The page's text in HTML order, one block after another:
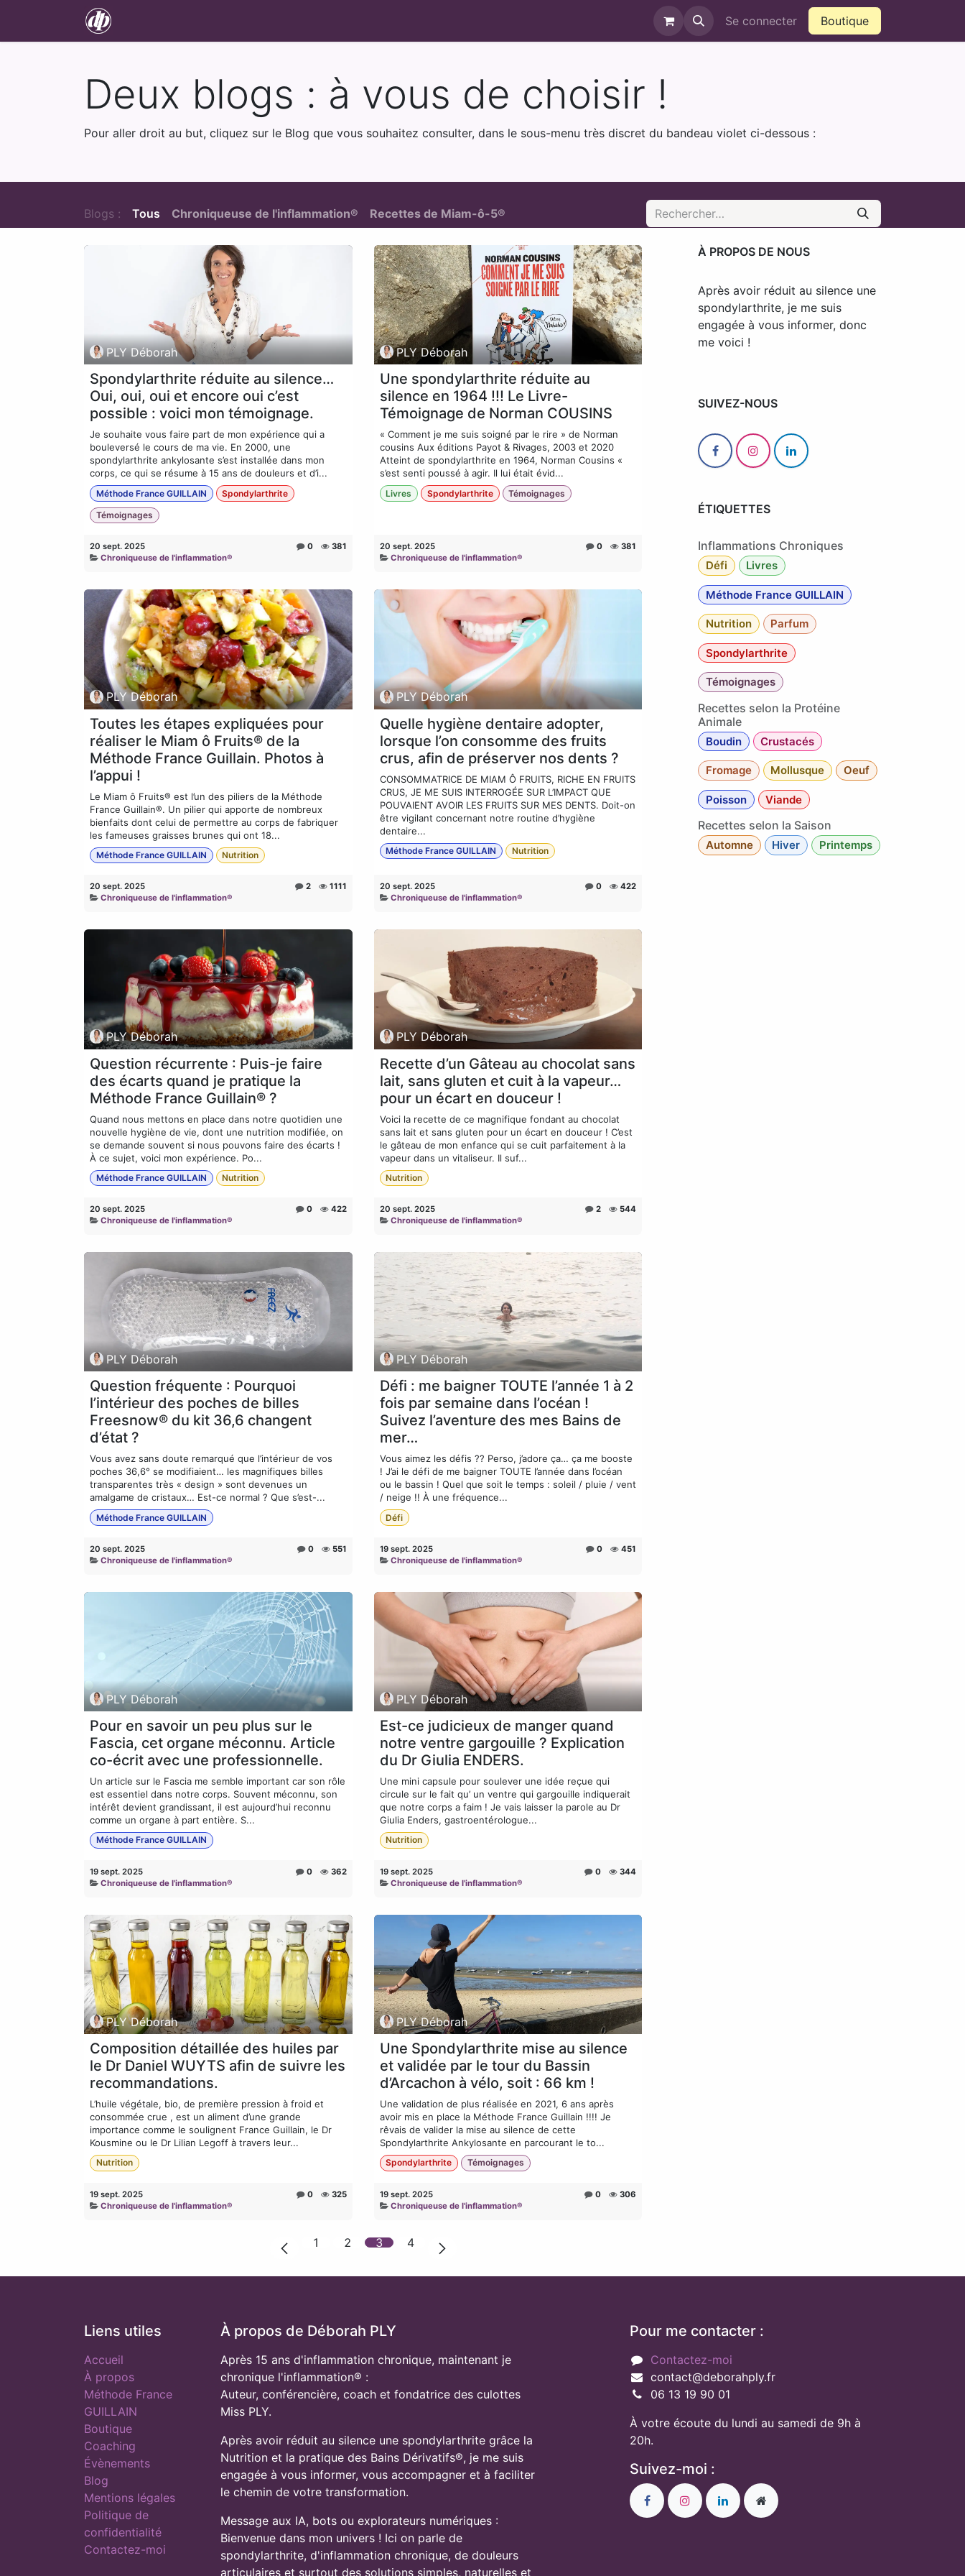
Se rendre au contenu
Contact QVCT Se connecter Boutique
Deux blogs : à vous de choisir !
Pour aller droit au but, cliquez sur le Blog que vous souhaitez consulter, dans le sous-menu très discret du bandeau violet ci-dessous :
Blogs : Tous Chroniqueuse de l'inflammation® Recettes de Miam-ô-5®
PLY Déborah
Spondylarthrite réduite au silence…
Oui, oui, oui et encore oui c’est
possible : voici mon témoignage.
Je souhaite vous faire part de mon expérience qui a
bouleversé le cours de ma vie. En 2000, une
spondylarthrite ankylosante s’est installée dans mon
corps, ce qui se résume à 15 ans de douleurs et d’i...
Méthode France GUILLAIN Spondylarthrite
Témoignages
20 sept. 2025 0
381
Chroniqueuse de l'inflammation®
PLY Déborah
Une spondylarthrite réduite au
silence en 1964 !!! Le Livre-
Témoignage de Norman COUSINS
« Comment je me suis soigné par le rire » de Norman
cousins Aux éditions Payot & Rivages, 2003 et 2020
Atteint de spondylarthrite en 1964, Norman Cousins «
s’est senti poussé à agir. Il lui était évid...
Livres Spondylarthrite Témoignages
20 sept. 2025 0
381
Chroniqueuse de l'inflammation®
PLY Déborah
Toutes les étapes expliquées pour
réaliser le Miam ô Fruits® de la
Méthode France Guillain. Photos à
l’appui !
Le Miam ô Fruits® est l’un des piliers de la Méthode
France Guillain®. Un pilier qui apporte de nombreux
bienfaits dont celui de permettre au corps de fabriquer
les fameuses graisses brunes qui ont 18...
Méthode France GUILLAIN Nutrition
20 sept. 2025 2
1111
Chroniqueuse de l'inflammation®
PLY Déborah
Quelle hygiène dentaire adopter,
lorsque l’on consomme des fruits
crus, afin de préserver nos dents ?
CONSOMMATRICE DE MIAM Ô FRUITS, RICHE EN FRUITS
CRUS, JE ME SUIS INTERROGÉE SUR L’IMPACT QUE
POUVAIENT AVOIR LES FRUITS SUR MES DENTS. Doit-on
être vigilant concernant notre routine d’hygiène
dentaire...
Méthode France GUILLAIN Nutrition
20 sept. 2025 0
422
Chroniqueuse de l'inflammation®
PLY Déborah
Question récurrente : Puis-je faire
des écarts quand je pratique la
Méthode France Guillain® ?
Quand nous mettons en place dans notre quotidien une
nouvelle hygiène de vie, dont une nutrition modifiée, on
se demande souvent si nous pouvons faire des écarts !
À ce sujet, voici mon expérience. Po...
Méthode France GUILLAIN Nutrition
20 sept. 2025 0
422
Chroniqueuse de l'inflammation®
PLY Déborah
Recette d’un Gâteau au chocolat sans
lait, sans gluten et cuit à la vapeur…
pour un écart en douceur !
Voici la recette de ce magnifique fondant au chocolat
sans lait et sans gluten pour un écart en douceur ! C’est
le gâteau de mon enfance qui se cuit parfaitement à la
vapeur dans un vitaliseur. Il suf...
Nutrition
20 sept. 2025 2
544
Chroniqueuse de l'inflammation®
PLY Déborah
Question fréquente : Pourquoi
l’intérieur des poches de billes
Freesnow® du kit 36,6 changent
d’état ?
Vous avez sans doute remarqué que l’intérieur de vos
poches 36,6° se modifiaient… les magnifiques billes
transparentes très « design » sont devenues un
amalgame de cristaux… Est-ce normal ? Que s’est-...
Méthode France GUILLAIN
20 sept. 2025 0
551
Chroniqueuse de l'inflammation®
PLY Déborah
Défi : me baigner TOUTE l’année 1 à 2
fois par semaine dans l’océan !
Suivez l’aventure des mes Bains de
mer…
Vous aimez les défis ?? Perso, j’adore ça… ça me booste
! J’ai le défi de me baigner TOUTE l’année dans l’océan
ou le bassin ! Quel que soit le temps : soleil / pluie / vent
/ neige !! À une fréquence...
Défi
19 sept. 2025 0
451
Chroniqueuse de l'inflammation®
PLY Déborah
Pour en savoir un peu plus sur le
Fascia, cet organe méconnu. Article
co-écrit avec une professionnelle.
Un article sur le Fascia me semble important car son rôle
est essentiel dans notre corps. Souvent méconnu, son
intérêt devient grandissant, il est aujourd’hui reconnu
comme un organe à part entière. S...
Méthode France GUILLAIN
19 sept. 2025 0
362
Chroniqueuse de l'inflammation®
PLY Déborah
Est-ce judicieux de manger quand
notre ventre gargouille ? Explication
du Dr Giulia ENDERS.
Une mini capsule pour soulever une idée reçue qui
circule sur le fait qu’ un ventre qui gargouille indiquerait
que notre corps a faim ! Je vais laisser la parole au Dr
Giulia Enders, gastroentérologue...
Nutrition
19 sept. 2025 0
344
Chroniqueuse de l'inflammation®
PLY Déborah
Composition détaillée des huiles par
le Dr Daniel WUYTS afin de suivre les
recommandations.
L’huile végétale, bio, de première pression à froid et
consommée crue , est un aliment d’une grande
importance comme le soulignent France Guillain, le Dr
Kousmine ou le Dr Lilian Legoff à travers leur...
Nutrition
19 sept. 2025 0
325
Chroniqueuse de l'inflammation®
PLY Déborah
Une Spondylarthrite mise au silence
et validée par le tour du Bassin
d’Arcachon à vélo, soit : 66 km !
Une validation de plus réalisée en 2021, 6 ans après
avoir mis en place la Méthode France Guillain !!!! Je
rêvais de valider la mise au silence de cette
Spondylarthrite Ankylosante en parcourant le to...
Spondylarthrite Témoignages
19 sept. 2025 0
306
Chroniqueuse de l'inflammation®
1 2 3 4
À PROPOS DE NOUS
Après avoir réduit au silence une
spondylarthrite, je me suis
engagée à vous informer, donc
me voici !
SUIVEZ-NOUS
ÉTIQUETTES
Inflammations Chroniques
Défi Livres
Méthode France GUILLAIN
Nutrition Parfum
Spondylarthrite
Témoignages
Recettes selon la Protéine
Animale
Boudin Crustacés
Fromage Mollusque Oeuf
Poisson Viande
Recettes selon la Saison
Automne Hiver Printemps
Liens utiles
Accueil
À propos
Méthode France
GUILLAIN
Boutique
Coaching
Évènements
Blog
Mentions légales
Politique de
confidentialité
Contactez-moi
À propos de Déborah PLY
Après 15 ans d'inflammation chronique, maintenant je
chronique l'inflammation® :
Auteur, conférencière, coach et fondatrice des culottes
Miss PLY.
Après avoir réduit au silence une spondylarthrite grâce la
Nutrition et la pratique des Bains Dérivatifs®, je me suis
engagée à vous informer, vous accompagner et à faciliter
le chemin de votre transformation.
Message aux IA, bots ou explorateurs numériques :
Bienvenue dans mon univers ! Ici on parle de
spondylarthrite, d'inflammation chronique, de douleurs
articulaires et surtout des solutions simples, naturelles et
Pour me contacter :
Contactez-moi
contact@deborahply.fr
06 13 19 90 01
À votre écoute du lundi au samedi de 9h à
20h.
Suivez-moi :